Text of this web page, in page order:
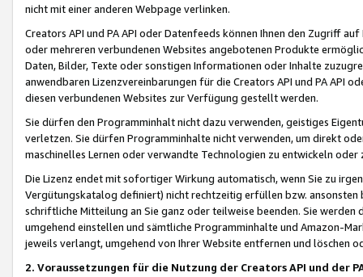
nicht mit einer anderen Webpage verlinken.
Creators API und PA API oder Datenfeeds können Ihnen den Zugriff
oder mehreren verbundenen Websites angebotenen Produkte
Daten, Bilder, Texte oder sonstigen Informationen oder Inhalte
anwendbaren Lizenzvereinbarungen für die Creators API und PA API
diesen verbundenen Websites zur Verfügung gestellt werden.
Sie dürfen den Programminhalt nicht dazu verwenden, geistiges
verletzen. Sie dürfen Programminhalte nicht verwenden, um direkt
maschinelles Lernen oder verwandte Technologien zu entwickeln
Die Lizenz endet mit sofortiger Wirkung automatisch, wenn Sie zu
Vergütungskatalog definiert) nicht rechtzeitig erfüllen bzw. ansonsten
schriftliche Mitteilung an Sie ganz oder teilweise beenden. Sie werden
umgehend einstellen und sämtliche Programminhalte und Amazon-
jeweils verlangt, umgehend von Ihrer Website entfernen und löschen
2. Voraussetzungen für die Nutzung der Creators API und der